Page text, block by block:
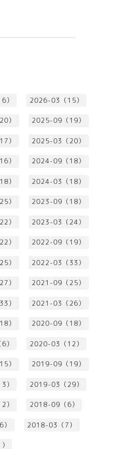
） 2026-03（15）
） 2025-09（19）
） 2025-03（20）
） 2024-09（18）
） 2024-03（18）
） 2023-09（18）
） 2023-03（24）
） 2022-09（19）
） 2022-03（33）
） 2021-09（25）
） 2021-03（26）
） 2020-09（18）
） 2020-03（12）
） 2019-09（19）
） 2019-03（29）
） 2018-09（6）
2018-03（7）